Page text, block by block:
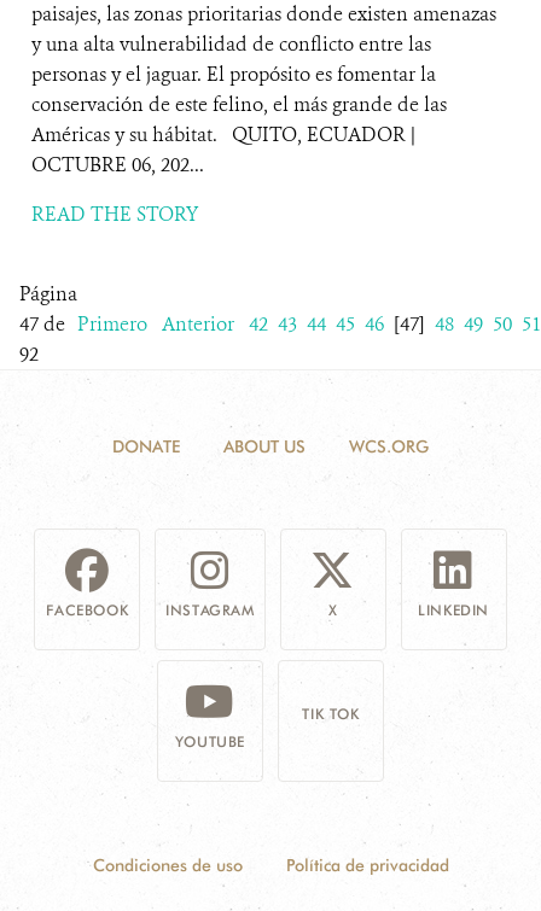
paisajes, las zonas prioritarias donde existen amenazas
y una alta vulnerabilidad de conflicto entre las
personas y el jaguar. El propósito es fomentar la
conservación de este felino, el más grande de las
Américas y su hábitat. QUITO, ECUADOR |
OCTUBRE 06, 202...
READ THE STORY
Página
47 de
92
Primero Anterior 42 43 44 45 46 [47] 48 49 50 51
DONATE ABOUT US WCS.ORG
FACEBOOK INSTAGRAM X LINKEDIN
YOUTUBE
TIK TOK
Condiciones de uso Política de privacidad